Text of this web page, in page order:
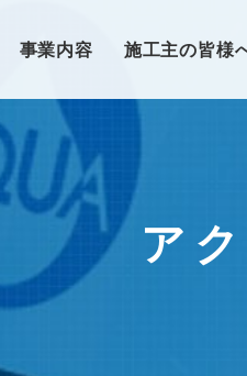
事業内容 施工主の皆様
ア